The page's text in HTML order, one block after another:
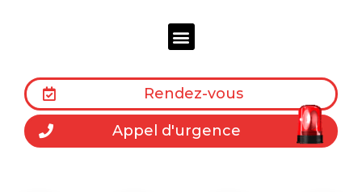
Rendez-vous
Appel d'urgence